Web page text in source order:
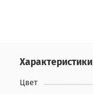
Характеристики
Цвет